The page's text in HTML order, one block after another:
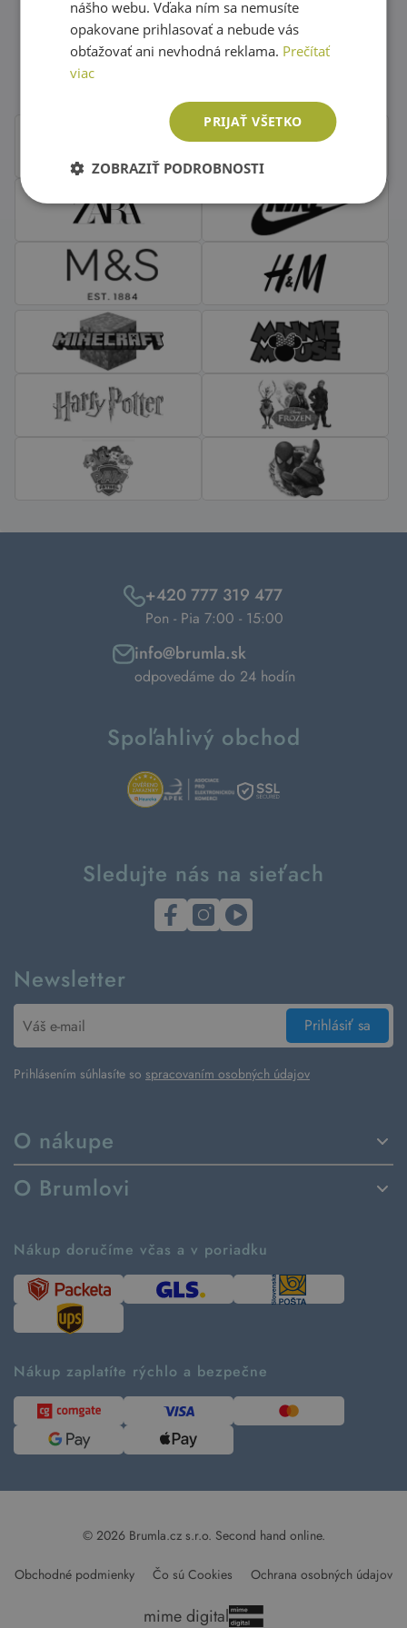
Obľúbené značky second hand
O nákupe
Spôsoby dodania a platby
Vrátenie tovaru a reklamácia
Návod ako nakupovať
Tabuľka veľkostí
Predávané značky
Kontakt
O Brumlovi
Ako tvoríme second hand
Časté otázky
Kde pomáhame
Udržateľnosť
Blog
Pre médiá
+420 777 319 477
Pon - Pia 7:00 - 15:00
info@brumla.sk
odpovedáme do 24 hodín
Spoľahlivý obchod
Sledujte nás na sieťach
Newsletter
Prihlásiť sa
Prihlásením súhlasíte so spracovaním osobných údajov
Nákup doručíme včas a v poriadku
Nákup zaplatíte rýchlo a bezpečne
© 2026 Brumla.cz s.r.o. Second hand online.
Obchodné podmienky Čo sú Cookies Ochrana osobných údajov
mime digital
nášho webu. Vďaka ním sa nemusíte
opakovane prihlasovať a nebude vás
obťažovať ani nevhodná reklama. Prečítať
viac
PRIJAŤ VŠETKO
ZOBRAZIŤ PODROBNOSTI